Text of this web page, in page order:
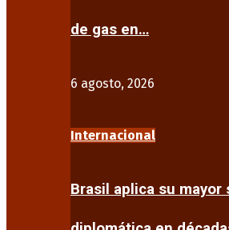
de gas en…
6 agosto, 2026
Internacional
Brasil aplica su mayor